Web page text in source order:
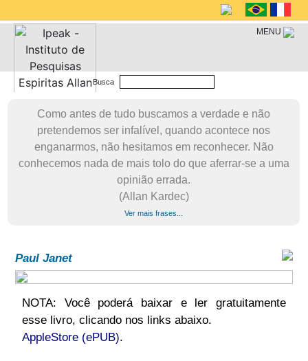
MENU
Busca
Como antes de tudo buscamos a verdade e não
pretendemos ser infalível, quando acontece nos
enganarmos, não hesitamos em reconhecer. Não
conhecemos nada de mais tolo do que aferrar-se a uma
opinião errada.
(Allan Kardec)
Ver mais frases...
Paul Janet
NOTA: Você poderá baixar e ler gratuitamente
esse livro, clicando nos links abaixo.
AppleStore (ePUB).